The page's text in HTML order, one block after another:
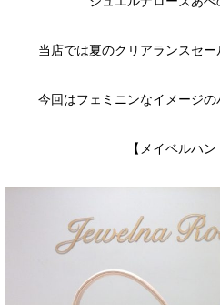
当店では夏のクリアランスセ
今回はフェミニンなイメージ
【メイベルハン